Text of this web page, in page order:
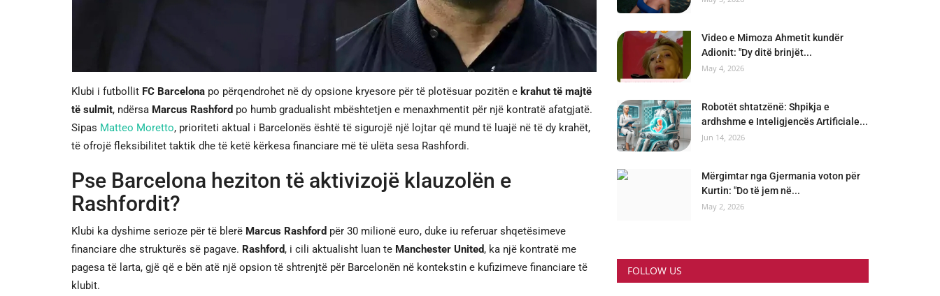
Klubi i futbollit FC Barcelona po përqendrohet në dy opsione kryesore për të plotësuar pozitën e krahut të majtë
të sulmit, ndërsa Marcus Rashford po humb gradualisht mbështetjen e menaxhmentit për një kontratë afatgjatë.
Sipas Matteo Moretto, prioriteti aktual i Barcelonës është të sigurojë një lojtar që mund të luajë në të dy krahët,
të ofrojë fleksibilitet taktik dhe të ketë kërkesa financiare më të ulëta sesa Rashfordi.
Pse Barcelona heziton të aktivizojë klauzolën e
Rashfordit?
Klubi ka dyshime serioze për të blerë Marcus Rashford për 30 milionë euro, duke iu referuar shqetësimeve
financiare dhe strukturës së pagave. Rashford, i cili aktualisht luan te Manchester United, ka një kontratë me
pagesa të larta, gjë që e bën atë një opsion të shtrenjtë për Barcelonën në kontekstin e kufizimeve financiare të
klubit.
Video e Mimoza Ahmetit kundër
Adionit: "Dy ditë brinjët...
May 4, 2026
Robotët shtatzënë: Shpikja e
ardhshme e Inteligjencës Artificiale...
Jun 14, 2026
Mërgimtar nga Gjermania voton për
Kurtin: "Do të jem në...
May 2, 2026
FOLLOW US